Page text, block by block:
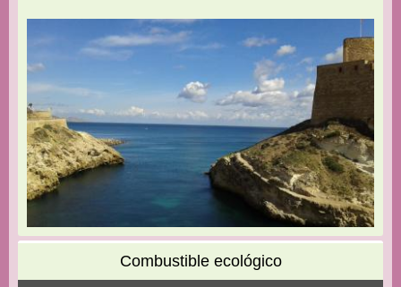
Combustible ecológico